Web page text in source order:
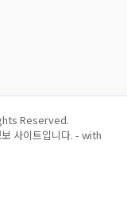
Reserved.
사이트입니다. - with